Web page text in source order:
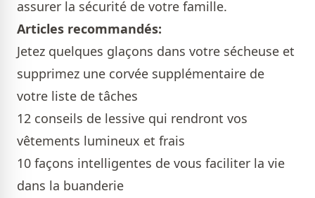
assurer la sécurité de votre famille.
Articles recommandés:
Jetez quelques glaçons dans votre sécheuse et
supprimez une corvée supplémentaire de
votre liste de tâches
12 conseils de lessive qui rendront vos
vêtements lumineux et frais
10 façons intelligentes de vous faciliter la vie
dans la buanderie